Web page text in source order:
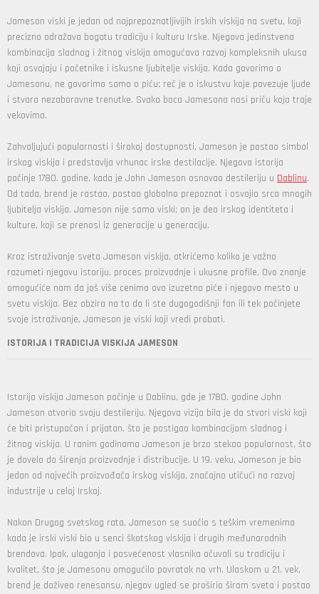
Jameson viski je jedan od najprepoznatljivijih irskih viskija na svetu, koji
precizno odražava bogatu tradiciju i kulturu Irske. Njegova jedinstvena
kombinacija sladnog i žitnog viskija omogućava razvoj kompleksnih ukusa
koji osvajaju i početnike i iskusne ljubitelje viskija. Kada govorimo o
Jamesonu, ne govorimo samo o piću; reč je o iskustvu koje povezuje ljude
i stvara nezaboravne trenutke. Svaka boca Jamesona nosi priču koja traje
vekovima.
Zahvaljujući popularnosti i širokoj dostupnosti, Jameson je postao simbol
irskog viskija i predstavlja vrhunac irske destilacije. Njegova istorija
počinje 1780. godine, kada je John Jameson osnovao destileriju u Dablinu.
Od tada, brend je rastao, postao globalno prepoznat i osvojio srca mnogih
ljubitelja viskija. Jameson nije samo viski; on je deo irskog identiteta i
kulture, koji se prenosi iz generacije u generaciju.
Kroz istraživanje sveta Jameson viskija, otkrićemo koliko je važno
razumeti njegovu istoriju, proces proizvodnje i ukusne profile. Ovo znanje
omogućiće nam da još više cenimo ovo izuzetno piće i njegovo mesto u
svetu viskija. Bez obzira na to da li ste dugogodišnji fan ili tek počinjete
svoje istraživanje, Jameson je viski koji vredi probati.
ISTORIJA I TRADICIJA VISKIJA JAMESON
Istorija viskija Jameson počinje u Dablinu, gde je 1780. godine John
Jameson otvorio svoju destileriju. Njegova vizija bila je da stvori viski koji
će biti pristupačan i prijatan, što je postigao kombinacijom sladnog i
žitnog viskija. U ranim godinama Jameson je brzo stekao popularnost, što
je dovelo do širenja proizvodnje i distribucije. U 19. veku, Jameson je bio
jedan od najvećih proizvođača irskog viskija, značajno utičući na razvoj
industrije u celoj Irskoj.
Nakon Drugog svetskog rata, Jameson se suočio s teškim vremenima
kada je irski viski bio u senci škotskog viskija i drugih međunarodnih
brendova. Ipak, ulaganja i posvećenost vlasnika očuvali su tradiciju i
kvalitet, što je Jamesonu omogućilo povratak na vrh. Ulaskom u 21. vek,
brend je doživeo renesansu, njegov ugled se proširio širom sveta i postao